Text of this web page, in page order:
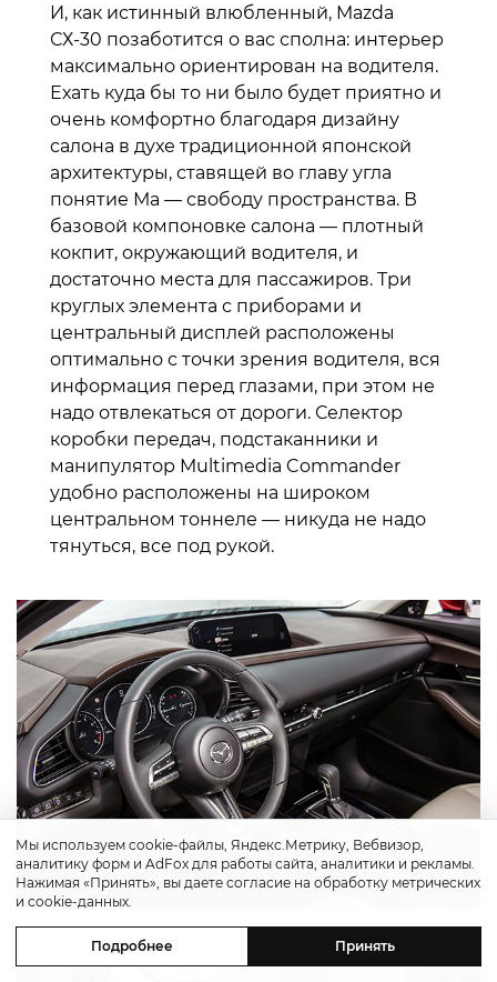
И, как истинный влюбленный, Mazda
СХ-30 позаботится о вас сполна: интерьер
максимально ориентирован на водителя.
Ехать куда бы то ни было будет приятно и
очень комфортно благодаря дизайну
салона в духе традиционной японской
архитектуры, ставящей во главу угла
понятие Ма — свободу пространства. В
базовой компоновке салона — плотный
кокпит, окружающий водителя, и
достаточно места для пассажиров. Три
круглых элемента с приборами и
центральный дисплей расположены
оптимально с точки зрения водителя, вся
информация перед глазами, при этом не
надо отвлекаться от дороги. Селектор
коробки передач, подстаканники и
манипулятор Multimedia Commander
удобно расположены на широком
центральном тоннеле — никуда не надо
тянуться, все под рукой.
Мы используем cookie-файлы, Яндекс.Метрику, Вебвизор,
аналитику форм и AdFox для работы сайта, аналитики и рекламы.
Нажимая «Принять», вы даете согласие на обработку метрических
и cookie-данных.
Подробнее Принять